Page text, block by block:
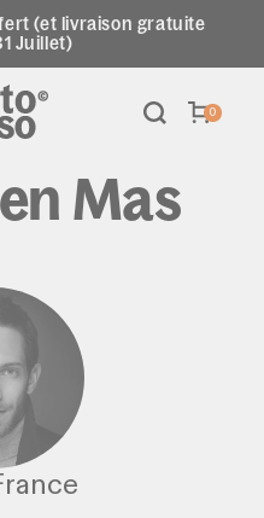
(et livraison gratuite
Juillet)
0
Mas